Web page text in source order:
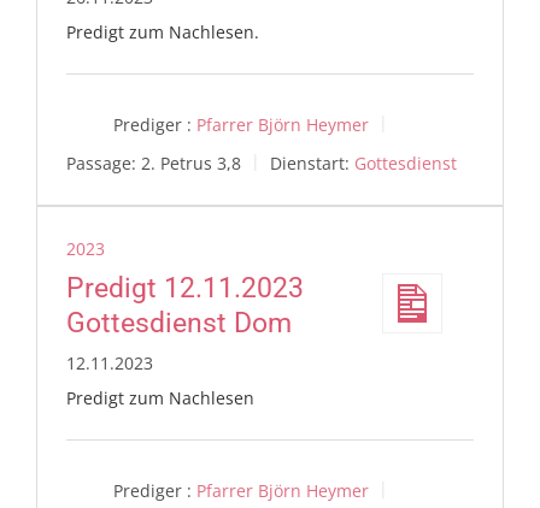
Predigt zum Nachlesen.
Prediger : Pfarrer Björn Heymer
Passage: 2. Petrus 3,8 Dienstart: Gottesdienst
2023
Predigt 12.11.2023
Gottesdienst Dom
12.11.2023
Predigt zum Nachlesen
Prediger : Pfarrer Björn Heymer